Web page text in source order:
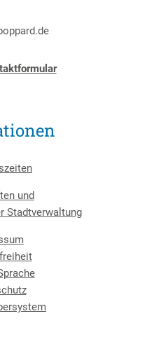
und
Stadtverwaltung